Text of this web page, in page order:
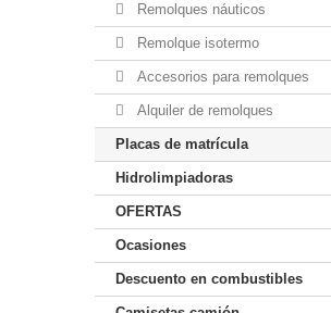
Remolques náuticos
Remolque isotermo
Accesorios para remolques
Alquiler de remolques
Placas de matrícula
Hidrolimpiadoras
OFERTAS
Ocasiones
Descuento en combustibles